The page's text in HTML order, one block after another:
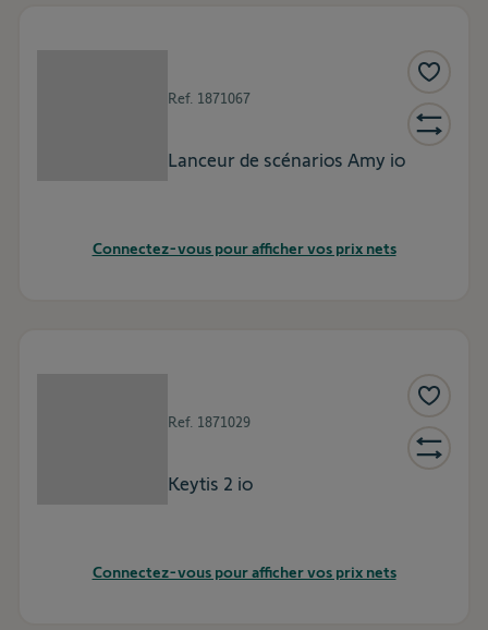
Ref. 1871067
Lanceur de scénarios Amy io
Connectez-vous pour afficher vos prix nets
Ref. 1871029
Keytis 2 io
Connectez-vous pour afficher vos prix nets